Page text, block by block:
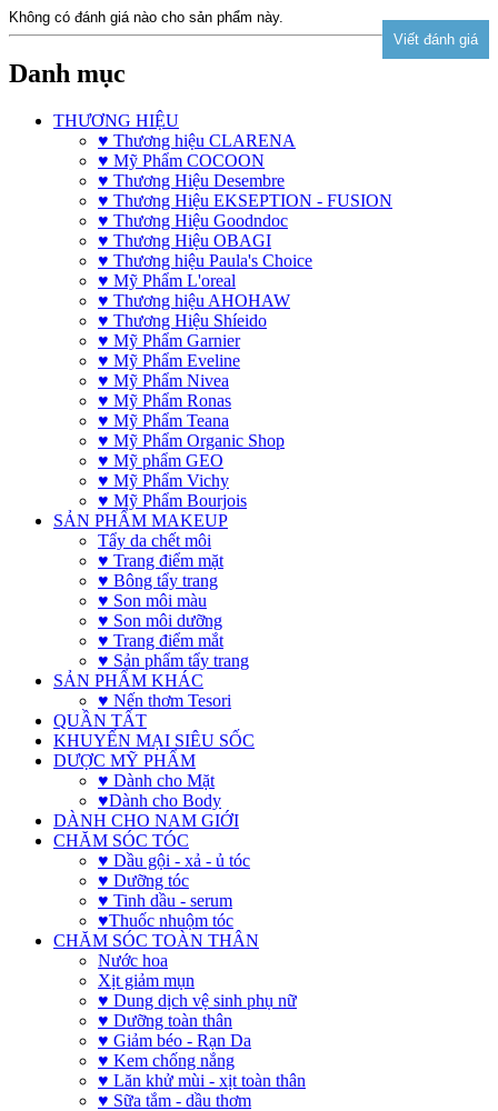
Không có đánh giá nào cho sản phẩm này.
Danh mục
THƯƠNG HIỆU
♥ Thương hiệu CLARENA
♥ Mỹ Phẩm COCOON
♥ Thương Hiệu Desembre
♥ Thương Hiệu EKSEPTION - FUSION
♥ Thương Hiệu Goodndoc
♥ Thương Hiệu OBAGI
♥ Thương hiệu Paula's Choice
♥ Mỹ Phẩm L'oreal
♥ Thương hiệu AHOHAW
♥ Thương Hiệu Shíeido
♥ Mỹ Phẩm Garnier
♥ Mỹ Phẩm Eveline
♥ Mỹ Phẩm Nivea
♥ Mỹ Phẩm Ronas
♥ Mỹ Phẩm Teana
♥ Mỹ Phẩm Organic Shop
♥ Mỹ phẩm GEO
♥ Mỹ Phẩm Vichy
♥ Mỹ Phẩm Bourjois
SẢN PHẨM MAKEUP
Tẩy da chết môi
♥ Trang điểm mặt
♥ Bông tẩy trang
♥ Son môi màu
♥ Son môi dưỡng
♥ Trang điểm mắt
♥ Sản phẩm tẩy trang
SẢN PHẨM KHÁC
♥ Nến thơm Tesori
QUẦN TẤT
KHUYẾN MẠI SIÊU SỐC
DƯỢC MỸ PHẨM
♥ Dành cho Mặt
♥Dành cho Body
DÀNH CHO NAM GIỚI
CHĂM SÓC TÓC
♥ Dầu gội - xả - ủ tóc
♥ Dưỡng tóc
♥ Tinh dầu - serum
♥Thuốc nhuộm tóc
CHĂM SÓC TOÀN THÂN
Nước hoa
Xịt giảm mụn
♥ Dung dịch vệ sinh phụ nữ
♥ Dưỡng toàn thân
♥ Giảm béo - Rạn Da
♥ Kem chống nắng
♥ Lăn khử mùi - xịt toàn thân
♥ Sữa tắm - dầu thơm